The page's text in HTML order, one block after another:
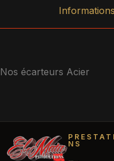
Nos écarteurs Acier
NS